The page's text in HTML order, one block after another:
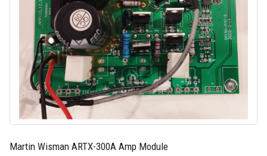
Martin Wisman ARTX-300A Amp Module